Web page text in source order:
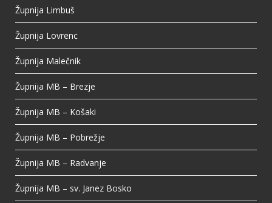
Župnija Limbuš
Župnija Lovrenc
Župnija Malečnik
Župnija MB – Brezje
Župnija MB – Košaki
Župnija MB – Pobrežje
Župnija MB – Radvanje
Župnija MB – sv. Janez Bosko